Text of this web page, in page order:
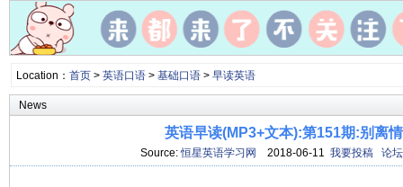
Location： 首页> 英语口语> 基础口语> 早读英语
News
英语早读(MP3+文本):第151期:别离
Source:恒星英语学习网 2018-06-11 我要投稿 论坛